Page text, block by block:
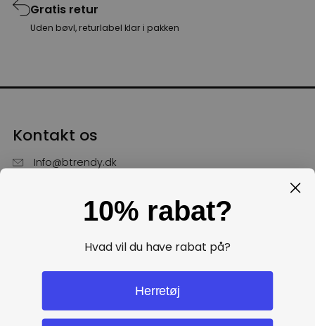
Gratis retur
Uden bøvl, returlabel klar i pakken
Kontakt os
Info@btrendy.dk
Hverdage fra kl. 10 - 16
10% rabat?
Hvad vil du have rabat på?
Herretøj